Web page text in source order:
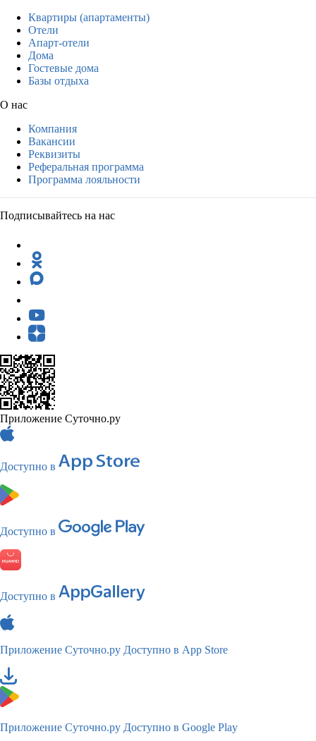
Квартиры (апартаменты)
Отели
Апарт-отели
Дома
Гостевые дома
Базы отдыха
О нас
Компания
Вакансии
Реквизиты
Реферальная программа
Программа лояльности
Подписывайтесь на нас
Приложение Суточно.ру
Доступно в
Доступно в
Доступно в
Приложение Суточно.ру Доступно в App Store
Приложение Суточно.ру Доступно в Google Play